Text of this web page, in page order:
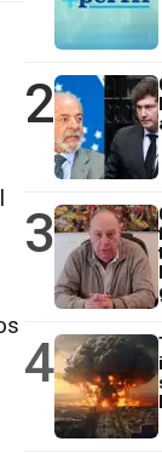
2
3
4